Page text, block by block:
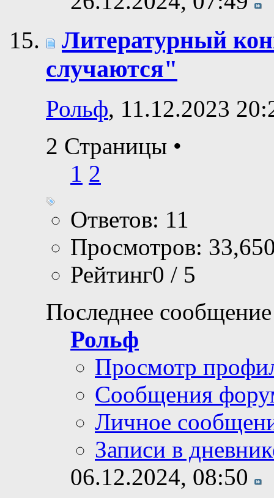
Литературный
случаются"
Рольф, 11.12.2023
2 Страницы •
1 2
Ответов: 11
Просмотров:
Рейтинг0 / 5
Последнее
Рольф
Просмотр
Сообщения
Личное
Записи в
06.12.2024, 08:50